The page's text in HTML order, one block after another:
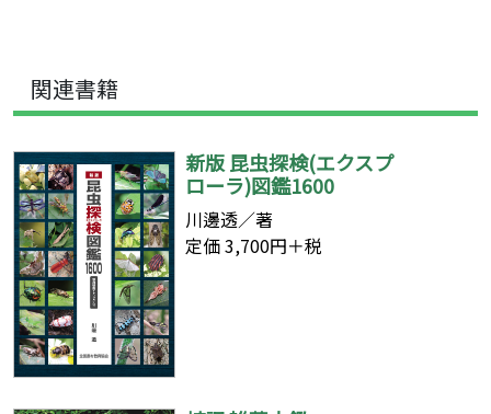
関連書籍
新版 昆虫探検(エクスプ
ローラ)図鑑1600
川邊透／著
定価 3,700円＋税